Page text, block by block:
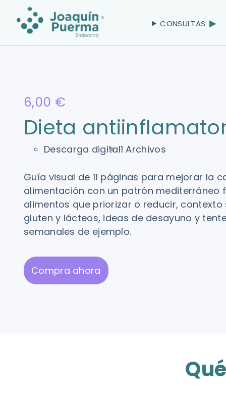
CONSULTAS
6,00 €
Dieta
Descarga digital1 Archivos
Guía visual de 11 páginas para mejorar la
alimentación con un patrón mediterráneo
alimentos que priorizar o reducir,
gluten y lácteos, ideas de desayuno y
semanales de ejemplo.
Compra ahora